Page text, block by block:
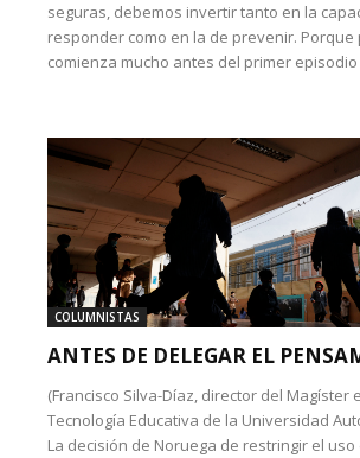
seguras, debemos invertir tanto en la
responder como en la de prevenir. Porque
comienza mucho antes del primer
COLUMNISTAS
ANTES DE DELEGAR EL
(Francisco Silva-Díaz, director del Magíster
Tecnología Educativa de la Universidad
La decisión de Noruega de restringir el uso